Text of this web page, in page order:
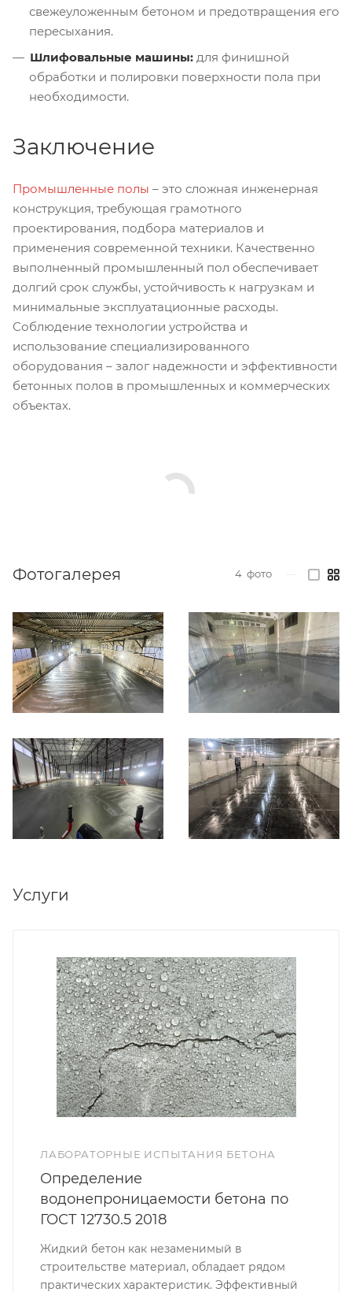
свежеуложенным бетоном и предотвращения его
пересыхания.
Шлифовальные машины: для финишной
обработки и полировки поверхности пола при
необходимости.
Заключение
Промышленные полы – это сложная инженерная
конструкция, требующая грамотного
проектирования, подбора материалов и
применения современной техники. Качественно
выполненный промышленный пол обеспечивает
долгий срок службы, устойчивость к нагрузкам и
минимальные эксплуатационные расходы.
Соблюдение технологии устройства и
использование специализированного
оборудования – залог надежности и эффективности
бетонных полов в промышленных и коммерческих
объектах.
Фотогалерея 4 фото
Услуги
ЛАБОРАТОРНЫЕ ИСПЫТАНИЯ БЕТОНА
Определение
водонепроницаемости бетона по
ГОСТ 12730.5 2018
Жидкий бетон как незаменимый в
строительстве материал, обладает рядом
практических характеристик. Эффективный